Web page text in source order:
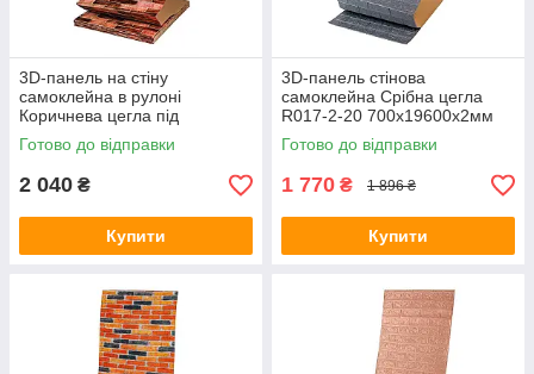
3D-панель на стіну
самоклейна в рулоні
Коричнева цегла під
старовину R179-2-20
700х19600х2мм SW-
Готово до відправки
2 040 ₴
Купити
3D-панель стінова
самоклейна Срібна цегла
R017-2-20 700х19600х2мм
срібло сіра цегляна кладка
м’яка SW-00002278
Готово до відправки
1 770 ₴ 1 896 ₴
Купити